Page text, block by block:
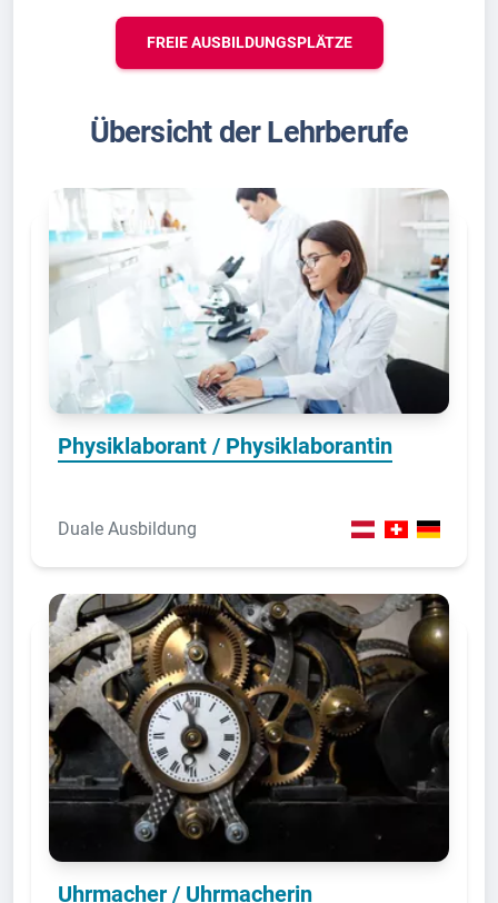
FREIE AUSBILDUNGSPLÄTZE
Übersicht der Lehrberufe
Physiklaborant / Physiklaborantin
Duale Ausbildung
Uhrmacher / Uhrmacherin